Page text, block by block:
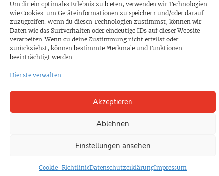
Um dir ein optimales Erlebnis zu bieten, verwenden wir Technologien
wie Cookies, um Geräteinformationen zu speichern und/oder darauf
zuzugreifen. Wenn du diesen Technologien zustimmst, können wir
Daten wie das Surfverhalten oder eindeutige IDs auf dieser Website
verarbeiten. Wenn du deine Zustimmung nicht erteilst oder
zurückziehst, können bestimmte Merkmale und Funktionen
beeinträchtigt werden.
Dienste verwalten
Akzeptieren
Ablehnen
Einstellungen ansehen
Cookie-RichtlinieDatenschutzerklärungImpressum
Impressum
SPENDEN
Datenschutz
KONTAKT
Cookie-Richtlinie